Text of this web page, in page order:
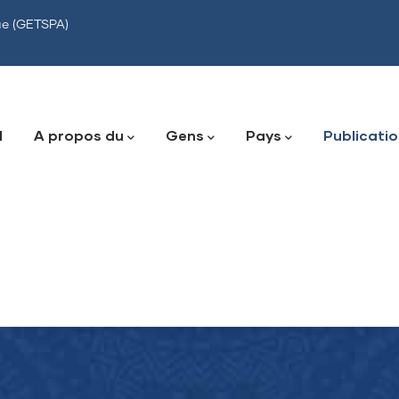
(GETSPA)
A propos du Gens Pays